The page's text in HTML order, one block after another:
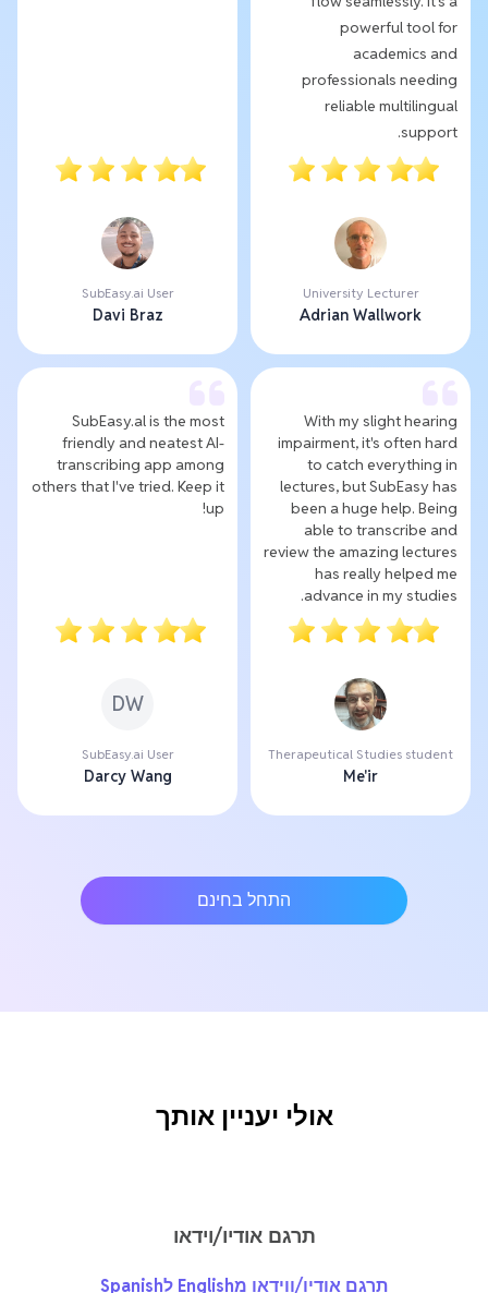
powerful tool for
academics and
professionals needing
reliable multilingual
support.
University Lecturer
Adrian Wallwork
SubEasy.ai User
Davi Braz
With my slight hearing
impairment, it's often hard
to catch everything in
lectures, but SubEasy has
been a huge help. Being
able to transcribe and
review the amazing lectures
has really helped me
advance in my studies.
Therapeutical Studies student
Me'ir
SubEasy.al is the most
friendly and neatest AI-
transcribing app among
others that I've tried. Keep it
up!
DW
SubEasy.ai User
Darcy Wang
התחל בחינם
אולי יעניין אותך
תרגם אודיו/וידאו
תרגם אודיו/ווידאו מEnglish לSpanish